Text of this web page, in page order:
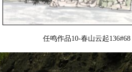
任鸣作品10-春山云起136#68